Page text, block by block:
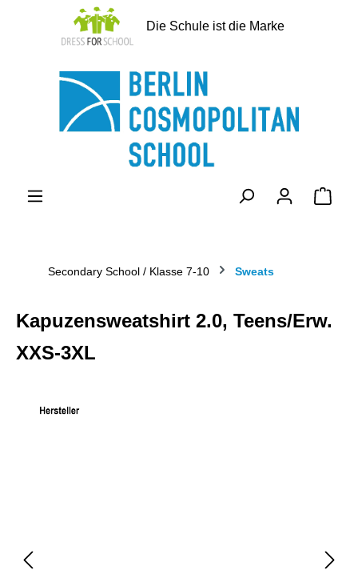
springen
Die Schule ist die Marke
Secondary School / Klasse 7-10 Sweats
Kapuzensweatshirt 2.0, Teens/Erw.
XXS-3XL